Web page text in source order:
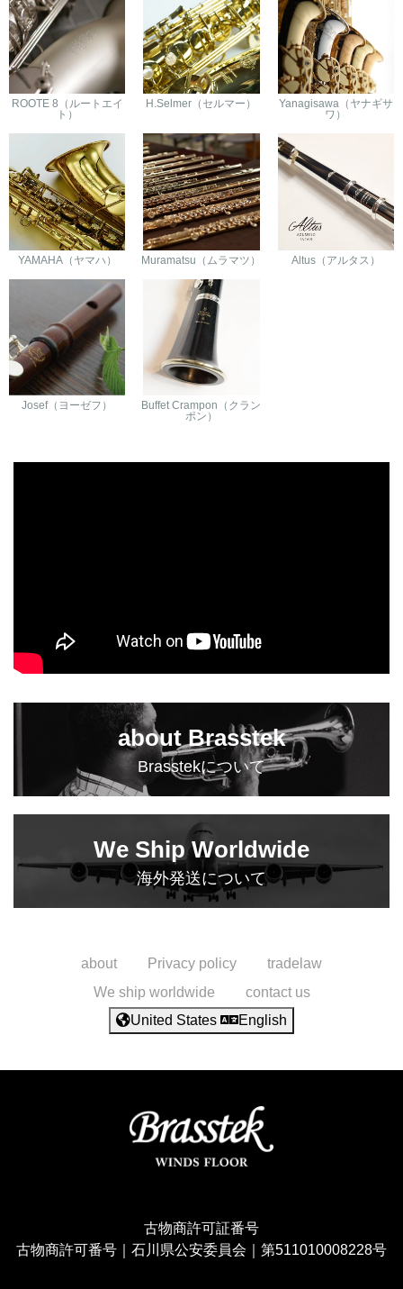
ROOTE 8（ルートエイ
ト）
H.Selmer（セルマー）
Yanagisawa（ヤナギサ
ワ）
YAMAHA（ヤマハ） Muramatsu（ムラマツ） Altus（アルタス）
Josef（ヨーゼフ）
Buffet Crampon（クラン
ポン）
about Brasstek
Brasstekについて
We Ship Worldwide
海外発送について
about Privacy policy
tradelaw
We ship worldwide
contact us
United States
English
古物商許可証番号
古物商許可番号｜石川県公安委員会｜第511010008228号